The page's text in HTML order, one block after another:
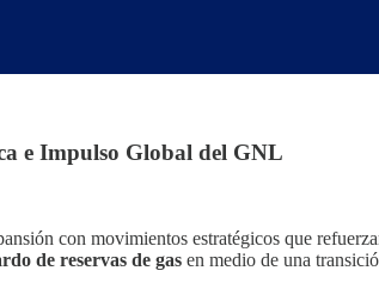
e Impulso Global del GNL
con movimientos estratégicos que
de reservas de gas en medio de una